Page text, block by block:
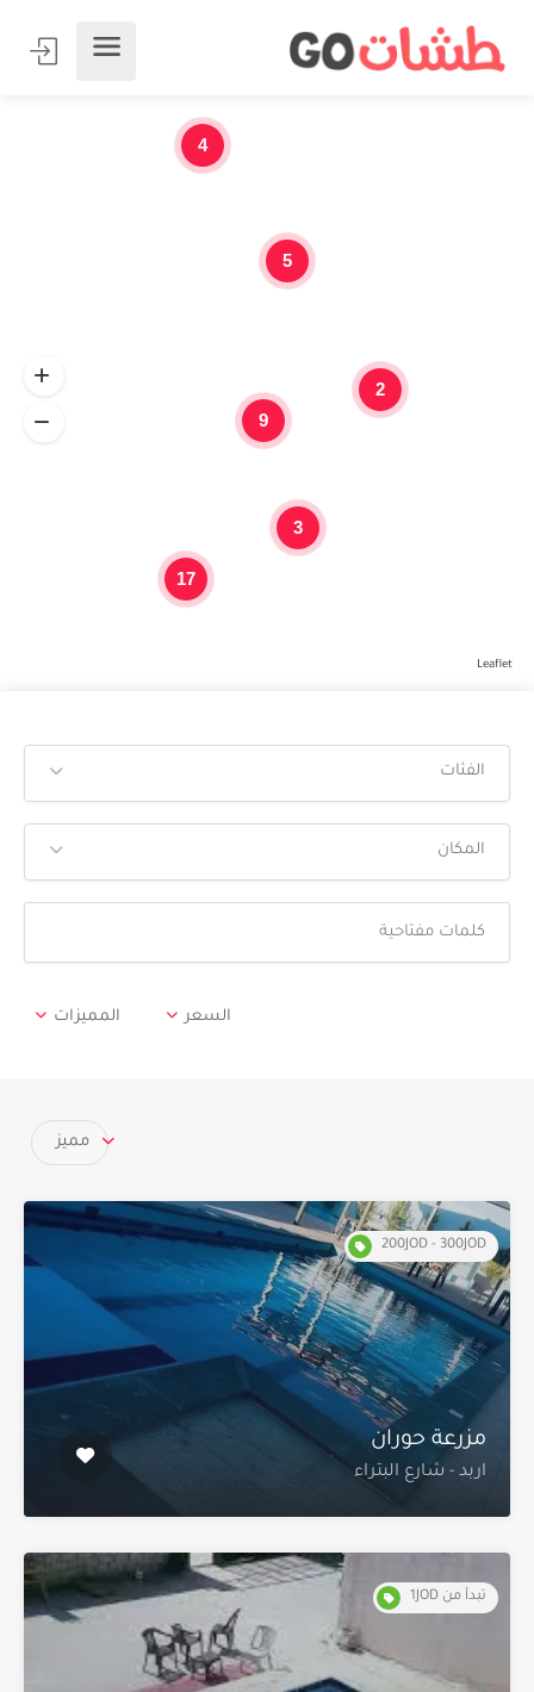
الفئات
المكان
المميزات السعر
مميز
200JOD - 300JOD
مزرعة حوران
اربد - شارع البتراء
تبدأ من 1JOD
3
17
2
4
5
9
Leaflet